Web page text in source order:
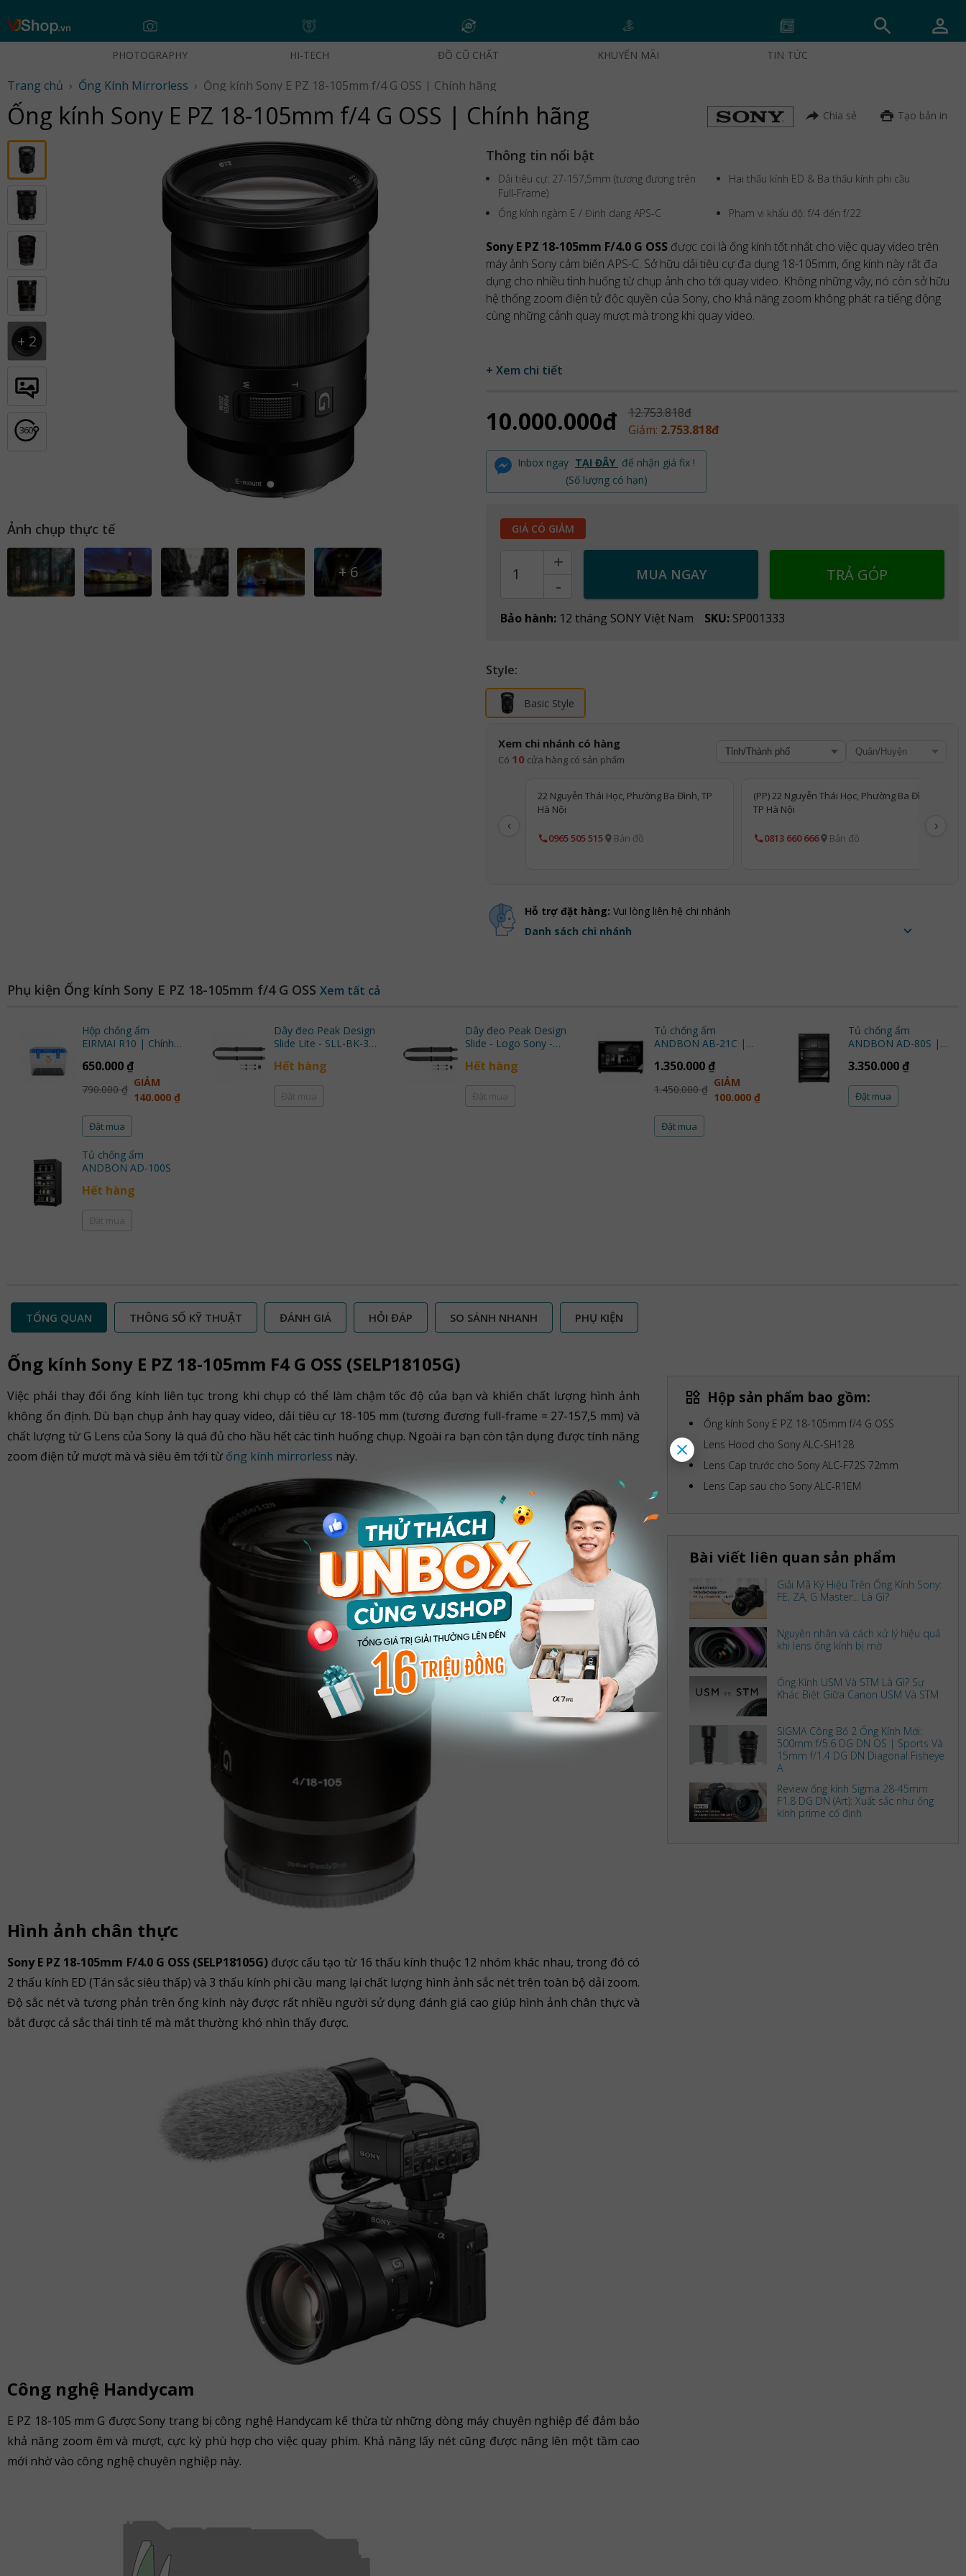
Skip
PHOTOGRAPHY HI-TECH ĐỒ CŨ CHẤT KHUYẾN MÃI TIN TỨC
Trang chủ › Ống Kính Mirrorless › Ống kính Sony E PZ 18-105mm f/4 G OSS | Chính hãng
Ống kính Sony E PZ 18-105mm f/4 G OSS | Chính hãng Chia sẻ Tạo bản in
+ 2
0
36
Ảnh chụp thực tế
+ 6
Thông tin nổi bật
Dải tiêu cự: 27-157,5mm (tương đương trên
Full-Frame)
Hai thấu kính ED & Ba thấu kính phi cầu
Ống kính ngàm E / Định dạng APS-C Phạm vi khẩu độ: f/4 đến f/22
Sony E PZ 18-105mm F/4.0 G OSS được coi là ống kính tốt nhất cho việc quay video trên
máy ảnh Sony cảm biến APS-C. Sở hữu dải tiêu cự đa dụng 18-105mm, ống kính này rất đa
dụng cho nhiều tình huống từ chụp ảnh cho tới quay video. Không những vậy, nó còn sở hữu
hệ thống zoom điện tử độc quyền của Sony, cho khả năng zoom không phát ra tiếng động
cùng những cảnh quay mượt mà trong khi quay video.
+ Xem chi tiết
10.000.000đ
12.753.818đ
Giảm: 2.753.818đ
Inbox ngay TẠI ĐÂY để nhận giá fix !
(Số lượng có hạn)
GIÁ CÓ GIẢM
+
-
MUA NGAY TRẢ GÓP
Bảo hành: 12 tháng SONY Việt Nam SKU: SP001333
Style:
Basic Style
Xem chi nhánh có hàng
Có 10 cửa hàng có sản phẩm
‹
22 Nguyễn Thái Học, Phường Ba Đình, TP
Hà Nội
0965 505 515 Bản đồ
(PP) 22 Nguyễn Thái Học, Phường Ba Đình,
TP Hà Nội
0813 660 666 Bản đồ
›
Hỗ trợ đặt hàng: Vui lòng liên hệ chi nhánh
Danh sách chi nhánh
Phụ kiện Ống kính Sony E PZ 18-105mm f/4 G OSS Xem tất cả
Hộp chống ẩm
EIRMAI R10 | Chính
650.000 ₫
790.000 ₫
GIẢM
140.000 ₫
Đặt mua
Dây đeo Peak Design
Slide Lite - SLL-BK-3
Hết hàng
Dây đeo Peak Design
Slide - Logo Sony -
Hết hàng
Tủ chống ẩm
ANDBON AB-21C |
1.350.000 ₫
1.450.000 ₫
GIẢM
100.000 ₫
Đặt mua
Tủ chống ẩm
ANDBON AD-80S |
3.350.000 ₫
Đặt mua
Tủ chống ẩm
ANDBON AD-100S
Hết hàng
TỔNG QUAN THÔNG SỐ KỸ THUẬT ĐÁNH GIÁ HỎI ĐÁP SO SÁNH NHANH PHỤ KIỆN
Ống kính Sony E PZ 18-105mm F4 G OSS (SELP18105G)
Việc phải thay đổi ống kính liên tục trong khi chụp có thể làm chậm tốc độ của bạn và khiến chất lượng hình ảnh
không ổn định. Dù bạn chụp ảnh hay quay video, dải tiêu cự 18-105 mm (tương đương full-frame = 27-157,5 mm) và
chất lượng từ G Lens của Sony là quá đủ cho hầu hết các tình huống chụp. Ngoài ra bạn còn tận dụng được tính năng
zoom điện tử mượt mà và siêu êm tới từ ống kính mirrorless này.
Hình ảnh chân thực
Sony E PZ 18-105mm F/4.0 G OSS (SELP18105G)được cấu tạo từ 16 thấu kính thuộc 12 nhóm khác nhau, trong đó có
2 thấu kính ED (Tán sắc siêu thấp) và 3 thấu kính phi cầu mang lại chất lượng hình ảnh sắc nét trên toàn bộ dải zoom.
Độ sắc nét và tương phản trên ống kính này được rất nhiều người sử dụng đánh giá cao giúp hình ảnh chân thực và
bắt được cả sắc thái tinh tế mà mắt thường khó nhìn thấy được.
Công nghệ Handycam
E PZ 18-105 mm G được Sony trang bị công nghệ Handycam kế thừa từ những dòng máy chuyên nghiệp để đảm bảo
khả năng zoom êm và mượt, cực kỳ phù hợp cho việc quay phim. Khả năng lấy nét cũng được nâng lên một tầm cao
mới nhờ vào công nghệ chuyên nghiệp này.
Hộp sản phẩm bao gồm:
Ống kính Sony E PZ 18-105mm f/4 G OSS
Lens Hood cho Sony ALC-SH128
Lens Cap trước cho Sony ALC-F72S 72mm
Lens Cap sau cho Sony ALC-R1EM
Bài viết liên quan sản phẩm
Giải Mã Ký Hiệu Trên Ống Kính Sony:
FE, ZA, G Master... Là Gì?
Nguyên nhân và cách xử lý hiệu quả
khi lens ống kính bị mờ
Ống Kính USM Và STM Là Gì? Sự
Khác Biệt Giữa Canon USM Và STM
SIGMA Công Bố 2 Ống Kính Mới:
500mm f/5.6 DG DN OS | Sports Và
15mm f/1.4 DG DN Diagonal Fisheye
A
Review ống kính Sigma 28-45mm
F1.8 DG DN (Art): Xuất sắc như ống
kính prime cố định